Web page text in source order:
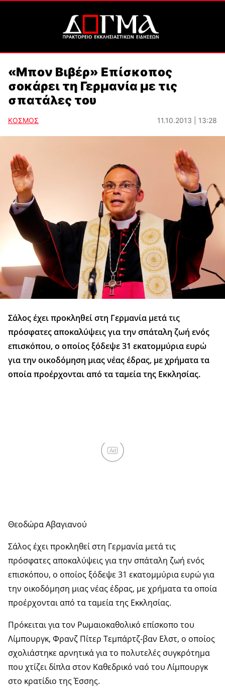
«Μπον Βιβέρ» Επίσκοπος
σοκάρει τη Γερμανία με τις
σπατάλες του
ΚΟΣΜΟΣ 11.10.2013 | 13:28
Σάλος έχει προκληθεί στη Γερμανία μετά τις
πρόσφατες αποκαλύψεις για την σπάταλη ζωή ενός
επισκόπου, ο οποίος ξόδεψε 31 εκατομμύρια ευρώ
για την οικοδόμηση μιας νέας έδρας, με χρήματα τα
οποία προέρχονται από τα ταμεία της Εκκλησίας.
Ad
Θεοδώρα Αβαγιανού
Σάλος έχει προκληθεί στη Γερμανία μετά τις
πρόσφατες αποκαλύψεις για την σπάταλη ζωή ενός
επισκόπου, ο οποίος ξόδεψε 31 εκατομμύρια ευρώ για
την οικοδόμηση μιας νέας έδρας, με χρήματα τα οποία
προέρχονται από τα ταμεία της Εκκλησίας.
Πρόκειται για τον Ρωμαιοκαθολικό επίσκοπο του
Λίμπουργκ, Φρανζ Πίτερ Τεμπάρτζ-βαν Ελστ, ο οποίος
σχολιάστηκε αρνητικά για το πολυτελές συγκρότημα
που χτίζει δίπλα στον Καθεδρικό ναό του Λίμπουργκ
στο κρατίδιο της Έσσης.